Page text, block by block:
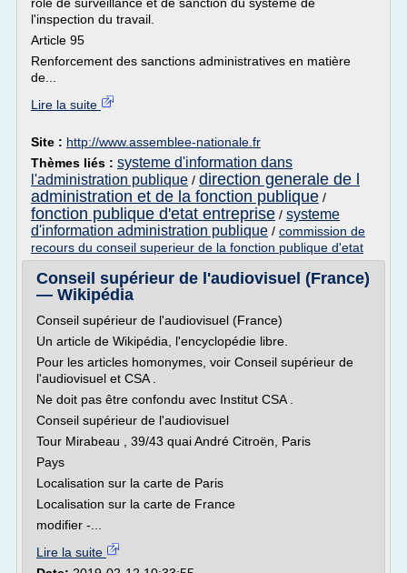
l'inspection du travail.
Article 95
Renforcement des sanctions administratives en matière
de...
Lire la suite
Site : http://www.assemblee-nationale.fr
Thèmes liés : systeme d'information dans
l'administration publique / direction generale de l
administration et de la fonction publique /
fonction publique d'etat entreprise / systeme
d'information administration publique / commission de
recours du conseil superieur de la fonction publique d'etat
Conseil supérieur de l'audiovisuel (France)
— Wikipédia
Conseil supérieur de l'audiovisuel (France)
Un article de Wikipédia, l'encyclopédie libre.
Pour les articles homonymes, voir Conseil supérieur de
l'audiovisuel et CSA .
Ne doit pas être confondu avec Institut CSA .
Conseil supérieur de l'audiovisuel
Tour Mirabeau , 39/43 quai André Citroën, Paris
Pays
Localisation sur la carte de Paris
Localisation sur la carte de France
modifier -...
Lire la suite